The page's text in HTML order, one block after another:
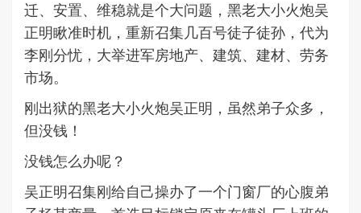
迁、安置、维稳就是个大问题，黑老大小火炮吴
正明瞅准时机，重新召集几百号徒子徒孙，代为
李刚分忧，大举进军房地产、建筑、建材、劳务
市场。
刚出狱的黑老大小火炮吴正明，虽然弟子众多，
但没钱！
没钱怎么办呢？
吴正明召集刚给自己操办了一个门窗厂的心腹弟